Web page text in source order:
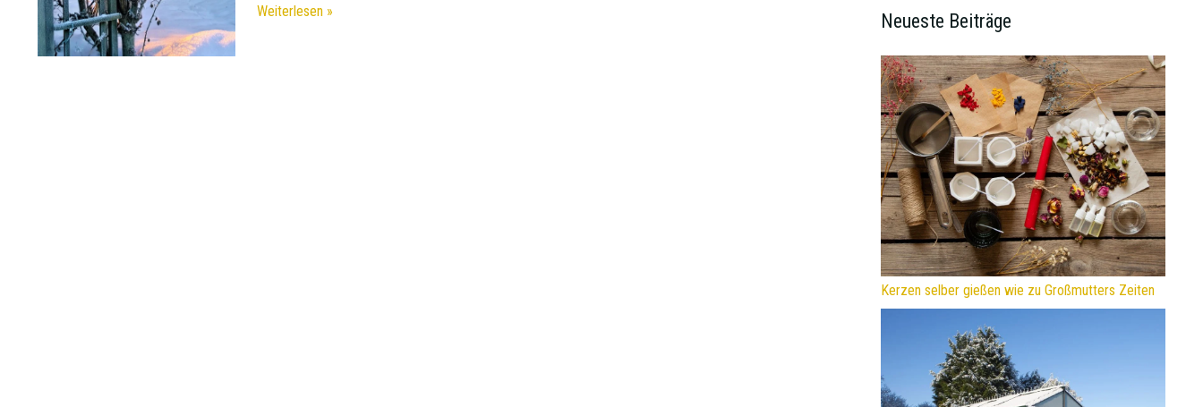
Weiterlesen » Neueste Beiträge
Kerzen selber gießen wie zu Großmutters Zeiten